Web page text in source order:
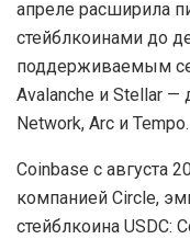
апреле расширила
стейблкоинами до
поддерживаемым
Avalanche и Stellar —
Network, Arc и Tempo.
Coinbase с августа
компанией Circle,
стейблкоина USDC: